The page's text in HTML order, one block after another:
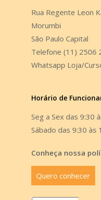
Rua Regente Leon
Morumbi
São Paulo Capital
Telefone (11) 2506
Whatsapp Loja/
Horário de
Seg a Sex das 9:30
Sábado das 9:30 às
Conheça nossa
Quero conhecer